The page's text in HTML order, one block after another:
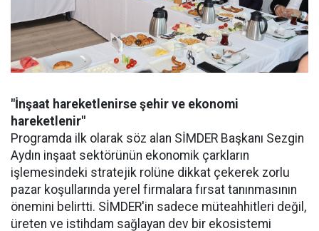
"İnşaat hareketlenirse şehir ve ekonomi
hareketlenir"
Programda ilk olarak söz alan SİMDER Başkanı Sezgin
Aydın inşaat sektörünün ekonomik çarkların
işlemesindeki stratejik rolüne dikkat çekerek zorlu
pazar koşullarında yerel firmalara fırsat tanınmasının
önemini belirtti. SİMDER'in sadece müteahhitleri değil,
üreten ve istihdam sağlayan dev bir ekosistemi